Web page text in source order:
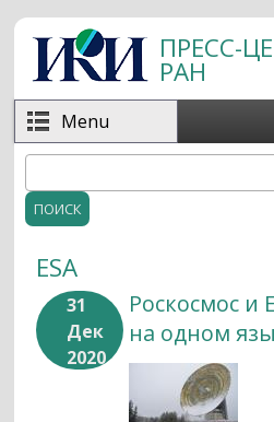
Перейти к основному
ПРЕСС-
РАН
Menu
Форма поиска
ESA
31
Дек
2020
Роскосмос и
на одном